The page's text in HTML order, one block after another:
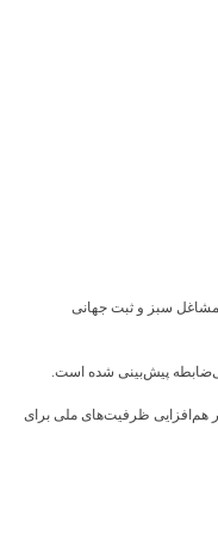
مشاغل سبز و ثبت جهانی
پیش‌بینی شده است.
هم‌افزایی ظرفیت‌های ملی برای